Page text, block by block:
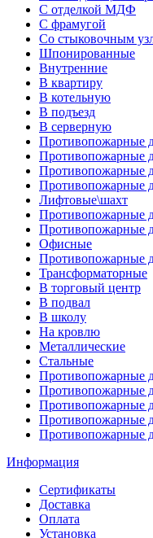
С отделкой МДФ
С фрамугой
Со стыковочным
Шпонированные
Внутренние
В квартиру
В котельную
В подъезд
В серверную
Противопожарные
Противопожарные
Противопожарные
Противопожарные
Лифтовые\шахт
Противопожарные
Противопожарные
Офисные
Противопожарные
Трансформаторные
В торговый центр
В подвал
В школу
На кровлю
Металлические
Стальные
Противопожарные
Противопожарные
Противопожарные
Противопожарные
Противопожарные
Информация
Сертификаты
Доставка
Оплата
Установка